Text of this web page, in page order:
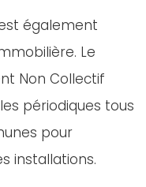
également
Le
Non Collectif
périodiques tous
pour
installations.